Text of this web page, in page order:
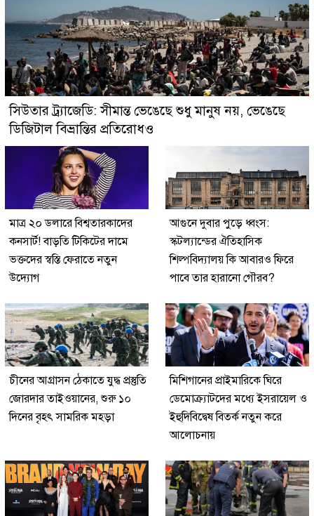
সিউতার ট্র্যাজেডি: সীমান্ত ভেঙেছে শুধু মানুষ নয়, ভেঙেছে
ডিজিটাল বিভ্রান্তির প্রতিরোধও
মাত্র ২০ ডলারে বিশ্বতারকাদের
কনসার্ট! বাড়তি টিকিটের দামে
ভক্তদের স্বস্তি ফেরাতে নতুন
উদ্যোগ
আগুনে দুবার পুড়ে ধ্বংস:
স্কটল্যান্ডের ঐতিহাসিক
শিল্পবিদ্যালয় কি আবারও ফিরে
পাবে তার হারানো গৌরব?
চীনের আগ্রাসন ঠেকাতে যুদ্ধ প্রস্তুতি
জোরদার তাইওয়ানের, শুরু ১০
দিনের বৃহৎ সামরিক মহড়া
মিশিগানের প্রাইমারিকে ঘিরে
ডেমোক্র্যাটদের মধ্যে ইসরায়েল ও
ইহুদিবিদ্বেষ বিতর্ক নতুন করে
আলোচনায়